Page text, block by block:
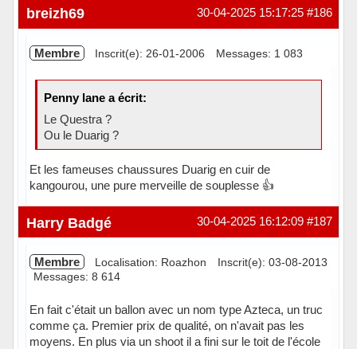
Hors ligne #186
30-04-2025 15:17:25
breizh69
Membre Inscrit(e): 26-01-2006 Messages: 1 083
Penny lane a écrit:
Le Questra ?
Ou le Duarig ?
Et les fameuses chaussures Duarig en cuir de
kangourou, une pure merveille de souplesse 👍
Hors ligne #187
30-04-2025 16:12:09
Harry Badgé
Membre Localisation: Roazhon
Inscrit(e): 03-08-2013
Messages: 8 614
En fait c'était un ballon avec un nom type Azteca, un truc
comme ça. Premier prix de qualité, on n'avait pas les
moyens. En plus via un shoot il a fini sur le toit de l'école